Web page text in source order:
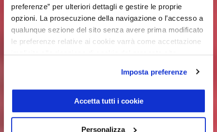
preferenze” per ulteriori dettagli e gestire le proprie
opzioni. La prosecuzione della navigazione o l’accesso a
qualunque sezione del sito senza avere prima modificato
le preferenze relative ai cookie varrà come accettazione
implicita alla ricezione di cookie dal presente sito.
Imposta preferenze
Accetta tutti i cookie
Personalizza